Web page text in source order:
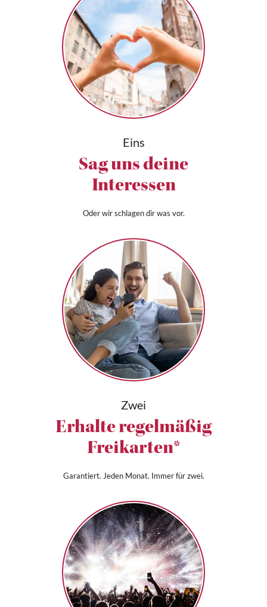
Eins
Sag uns deine
Interessen
Oder wir schlagen dir was vor.
Zwei
Erhalte regelmäßig
Freikarten*
Garantiert. Jeden Monat. Immer für zwei.